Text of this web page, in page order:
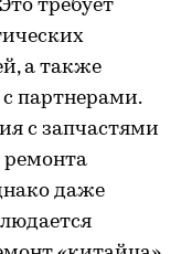
требует
а также
партнерами.
с запчастями
ремонта
даже